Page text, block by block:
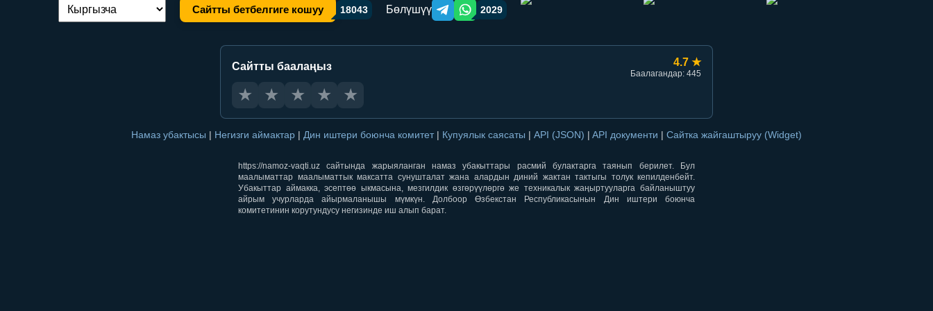
Тилди алмаштыруу: Сайтты бетбелгиге кошуу 18043 Бөлүшүү Telegram orqali ulashish
WhatsApp orqali ulashish
2029
Сайтты баалаңыз 4.7 ★
Баалагандар: 445
★ ★ ★ ★ ★
Намаз убактысы | Негизги аймактар | Дин иштери боюнча комитет | Купуялык саясаты | API (JSON) | API документи | Сайтка жайгаштыруу (Widget)
https://namoz-vaqti.uz сайтында жарыяланган намаз убакыттары расмий булактарга таянып берилет. Бул
маалыматтар маалыматтык максатта сунушталат жана алардын диний жактан тактыгы толук кепилденбейт.
Убакыттар аймакка, эсептөө ыкмасына, мезгилдик өзгөрүүлөргө же техникалык жаңыртууларга байланыштуу
айрым учурларда айырмаланышы мүмкүн. Долбоор Өзбекстан Республикасынын Дин иштери боюнча
комитетинин корутундусу негизинде иш алып барат.